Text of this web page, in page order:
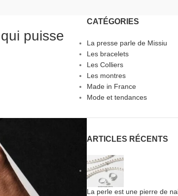
puisse
CATÉGORIES
La presse parle de Missiu
Les bracelets
Les Colliers
Les montres
Made in France
Mode et tendances
ARTICLES RÉCENTS
La perle est une pierre de